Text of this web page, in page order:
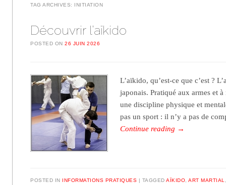
TAG ARCHIVES: INITIATION
Découvrir l’aïkido
POSTED ON26 JUIN 2026
L’aïkido, qu’est-ce que c’est ?
japonais. Pratiqué aux armes et
une discipline physique et
pas un sport : il n’y a pas de
Continue reading →
POSTED IN INFORMATIONS PRATIQUES TAGGEDAÏKIDO ,ART MARTIAL